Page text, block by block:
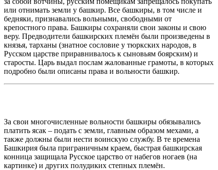
или отнимать земли у башкир. Все башкиры, в том числе и
бедняки, признавались вольными, свободными от
крепостного права. Башкиры сохраняли свои законы и свою
веру. Предводители башкирских племён были произведены в
князья, тарханы (знатное сословие у тюркских народов, в
Русском царстве приравнивалось к сыновьям боярским) и
старосты. Царь выдал послам жалованные грамоты, в которых
подробно были описаны права и вольности башкир.
За свои многочисленные вольности башкиры обязывались
платить ясак – подать с земли, главным образом мехами, а
также должны были нести воинскую службу. В те времена
Башкирия была приграничным краем, быстрая башкирская
конница защищала Русское царство от набегов ногаев (на
картинке) и других полудиких степных племён.